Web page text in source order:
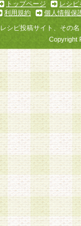
トップページ
レシピ
利用規約
個人情報保
シピ投稿サイト、その
Copyright